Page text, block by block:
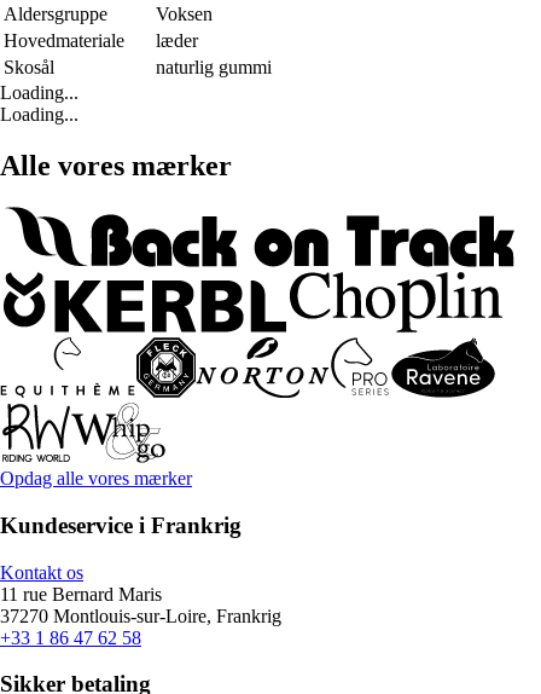
Aldersgruppe
Voksen
Hovedmateriale
læder
Skosål
naturlig gummi
Loading...
Loading...
Alle vores mærker
Opdag alle vores mærker
Kundeservice i Frankrig
Kontakt os
11 rue Bernard Maris
37270 Montlouis-sur-Loire, Frankrig
+33 1 86 47 62 58
Sikker betaling